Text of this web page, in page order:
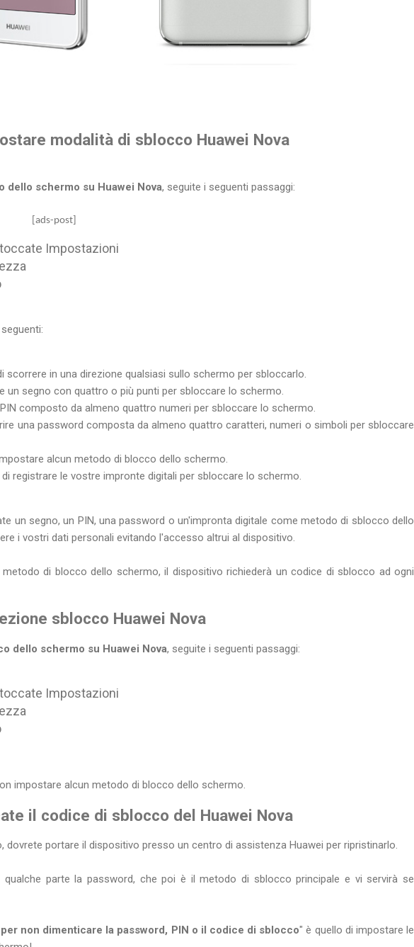
modalità di sblocco Huawei Nova
dello schermo su Huawei Nova, seguite i seguenti passaggi:
Impostazioni
scorrere in una direzione qualsiasi sullo schermo per sbloccarlo.
un segno con quattro o più punti per sbloccare lo schermo.
composto da almeno quattro numeri per sbloccare lo schermo.
una password composta da almeno quattro caratteri, numeri o simboli per sbloccare
alcun metodo di blocco dello schermo.
registrare le vostre impronte digitali per sbloccare lo schermo.
un segno, un PIN, una password o un'impronta digitale come metodo di sblocco dello
i vostri dati personali evitando l'accesso altrui al dispositivo.
di blocco dello schermo, il dispositivo richiederà un codice di sblocco ad ogni
sblocco Huawei Nova
dello schermo su Huawei Nova, seguite i seguenti passaggi:
Impostazioni
impostare alcun metodo di blocco dello schermo.
il codice di sblocco del Huawei Nova
dovrete portare il dispositivo presso un centro di assistenza Huawei per ripristinarlo.
qualche parte la password, che poi è il metodo di sblocco principale e vi servirà se
non dimenticare la password, PIN o il codice di sblocco" è quello di impostare le